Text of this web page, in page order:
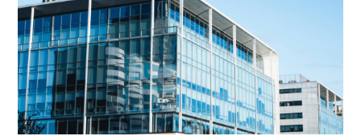
Jornalismo investigativo Tecnologia
MACHINE LEARNING